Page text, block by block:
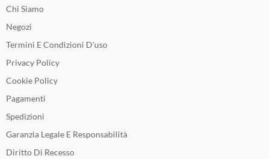
Chi Siamo
Negozi
Termini E Condizioni D'uso
Privacy Policy
Cookie Policy
Pagamenti
Spedizioni
Garanzia Legale E Responsabilità
Diritto Di Recesso